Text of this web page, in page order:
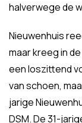
halverwege de
Nieuwenhuis
maar kreeg in
een loszittend
van schoen,
jarige
DSM. De 31-